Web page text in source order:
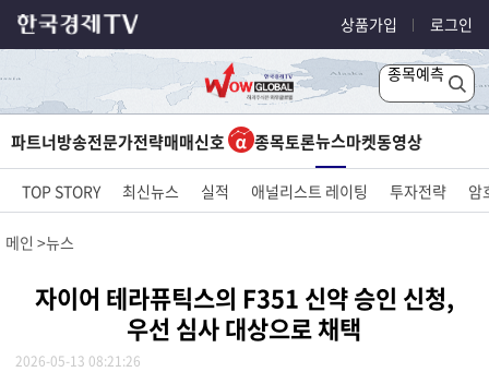
상품가입 로그인
종목예측
파트너방송전문가전략매매신호 종목토론뉴스마켓동영상
TOP STORY 최신뉴스 실적 애널리스트 레이팅 투자전략 암
메인 뉴스
자이어 테라퓨틱스의 F351 신약 승인 신청,
우선 심사 대상으로 채택
2026-05-13 08:21:26